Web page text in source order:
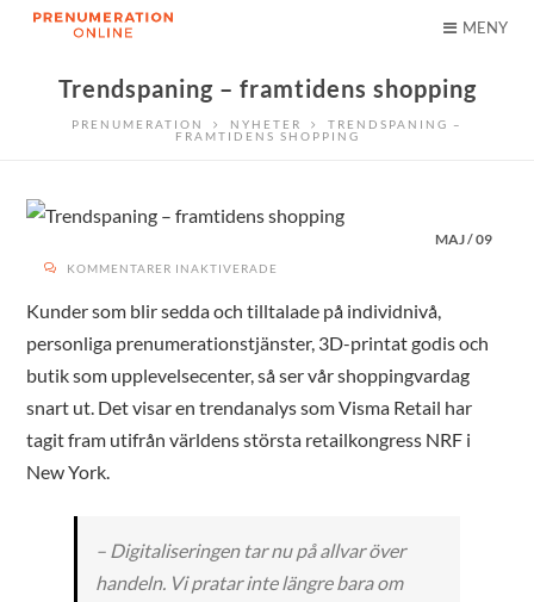
MENY
Trendspaning – framtidens shopping
PRENUMERATION NYHETER
TRENDSPANING –
FRAMTIDENS SHOPPING
MAJ/09
KOMMENTARER INAKTIVERADE
FRAMTIDENS
SHOPPING
Kunder som blir sedda och tilltalade på individnivå,
personliga prenumerationstjänster, 3D-printat godis och
butik som upplevelsecenter, så ser vår shoppingvardag
snart ut. Det visar en trendanalys som Visma Retail har
tagit fram utifrån världens största retailkongress NRF i
New York.
– Digitaliseringen tar nu på allvar över
handeln. Vi pratar inte längre bara om